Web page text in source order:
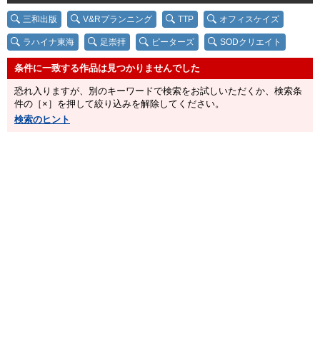
三和出版 V&Rプランニング TTP オフィスケイズ
ラハイナ東海 足崇拝 ピーターズ SODクリエイト
映天 マゾの墓場。H4M
恐れ入りますが、別のキーワードで検索をお試しいただくか、検索条
件の［×］を押して絞り込みを解除してください。
検索のヒント